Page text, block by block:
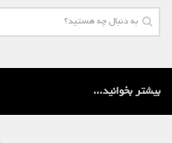
بیشتر بخوانید...